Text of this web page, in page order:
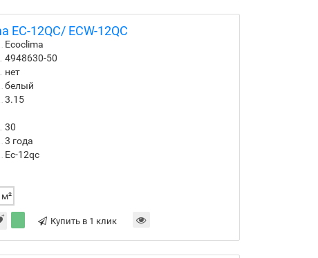
EC-12QC/ ECW-12QC
Ecoclima
4948630-50
нет
белый
3.15
30
3 года
Ec-12qc
Купить в 1 клик